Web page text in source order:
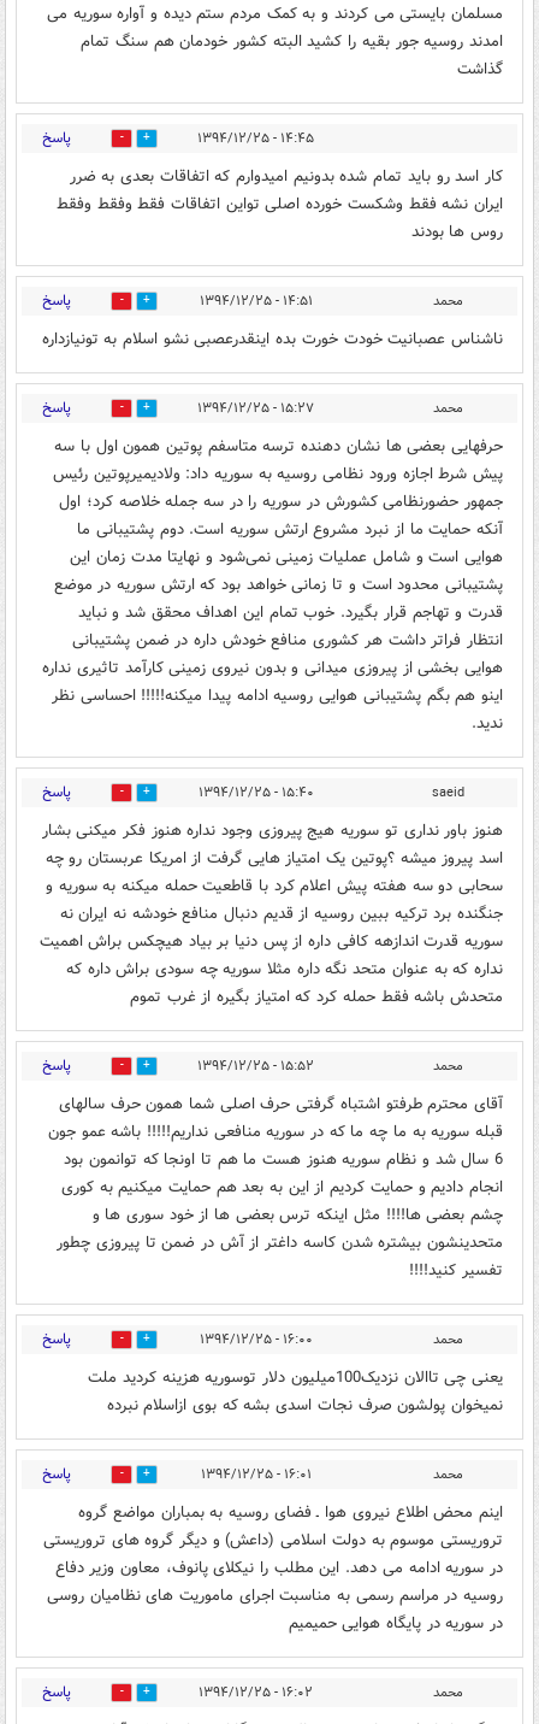
مسلمان بایستی می کردند و به کمک مردم ستم دیده و آواره سوریه می
امدند روسیه جور بقیه را کشید البته کشور خودمان هم سنگ تمام
گذاشت
۱۴:۴۵ - ۱۳۹۴/۱۲/۲۵ 0 پاسخ
کار اسد رو باید تمام شده بدونیم امیدوارم که اتفاقات بعدی به ضرر
ایران نشه فقط وشکست خورده اصلی تواین اتفاقات فقط وفقط وفقط
روس ها بودند
محمد ۱۴:۵۱ - ۱۳۹۴/۱۲/۲۵ 0 پاسخ
ناشناس عصبانیت خودت خورت بده اینقدرعصبی نشو اسلام به تونیازداره
محمد ۱۵:۲۷ - ۱۳۹۴/۱۲/۲۵ 0 پاسخ
حرفهایی بعضی ها نشان دهنده ترسه متاسفم پوتین همون اول با سه
پیش شرط اجازه ورود نظامی روسیه به سوریه داد: ولادیمیرپوتین رئیس
جمهور حضورنظامی کشورش در سوریه را در سه جمله خلاصه کرد؛ اول
آنکه حمایت ما از نبرد مشروع ارتش سوریه است. دوم پشتیبانی ما
هوایی است و شامل عملیات زمینی نمی‌شود و نهایتا مدت زمان این
پشتیبانی محدود است و تا زمانی خواهد بود که ارتش سوریه در موضع
قدرت و تهاجم قرار بگیرد. خوب تمام این اهداف محقق شد و نباید
انتظار فراتر داشت هر کشوری منافع خودش داره در ضمن پشتیبانی
هوایی بخشی از پیروزی میدانی و بدون نیروی زمینی کارآمد تاثیری نداره
اینو هم بگم پشتیبانی هوایی روسیه ادامه پیدا میکنه!!!!! احساسی نظر
ندید.
saeid ۱۵:۴۰ - ۱۳۹۴/۱۲/۲۵ 0 پاسخ
هنوز باور نداری تو سوریه هیج پیروزی وجود نداره هنوز فکر میکنی بشار
اسد پیروز میشه ؟پوتین یک امتیاز هایی گرفت از امریکا عربستان رو چه
سحابی دو سه هفته پیش اعلام کرد با قاطعیت حمله میکنه به سوریه و
جنگنده برد ترکیه ببین روسیه از قدیم دنبال منافع خودشه نه ایران نه
سوریه قدرت اندازهه کافی داره از پس دنیا بر بیاد هیچکس براش اهمیت
نداره که به عنوان متحد نگه داره مثلا سوریه چه سودی براش داره که
متحدش باشه فقط حمله کرد که امتیاز بگیره از غرب تموم
محمد ۱۵:۵۲ - ۱۳۹۴/۱۲/۲۵ 0 پاسخ
آقای محترم طرفتو اشتباه گرفتی حرف اصلی شما همون حرف سالهای
قبله سوریه به ما چه ما که در سوریه منافعی نداریم!!!!! باشه عمو جون
6 سال شد و نظام سوریه هنوز هست ما هم تا اونجا که توانمون بود
انجام دادیم و حمایت کردیم از این به بعد هم حمایت میکنیم به کوری
چشم بعضی ها!!!! مثل اینکه ترس بعضی ها از خود سوری ها و
متحدینشون بیشتره شدن کاسه داغتر از آش در ضمن تا پیروزی چطور
تفسیر کنید!!!!
محمد ۱۶:۰۰ - ۱۳۹۴/۱۲/۲۵ 0 پاسخ
یعنی چی تاالان نزدیک100میلیون دلار توسوریه هزینه کردید ملت
نمیخوان پولشون صرف نجات اسدی بشه که بوی ازاسلام نبرده
محمد ۱۶:۰۱ - ۱۳۹۴/۱۲/۲۵ 0 پاسخ
اینم محض اطلاع نیروی هوا ـ فضای روسیه به بمباران مواضع گروه
تروریستی موسوم به دولت اسلامی (داعش) و دیگر گروه های تروریستی
در سوریه ادامه می دهد. این مطلب را نیکلای پانوف، معاون وزیر دفاع
روسیه در مراسم رسمی به مناسبت اجرای ماموریت های نظامیان روسی
در سوریه در پایگاه هوایی حمیمیم
محمد ۱۶:۰۲ - ۱۳۹۴/۱۲/۲۵ 0 پاسخ